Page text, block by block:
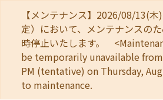
【メンテナンス】2026/08/13(
定）において、メンテナンスの
時停止いたします。
be temporarily unavailable
PM (tentative) on Thursday,
to maintenance.